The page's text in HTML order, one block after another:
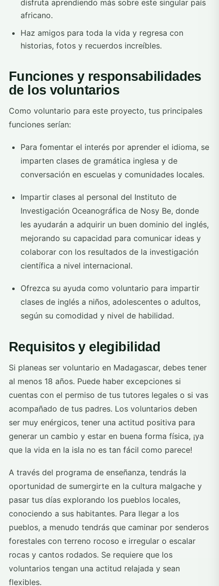
disfruta aprendiendo más sobre este singular país
africano.
Haz amigos para toda la vida y regresa con
historias, fotos y recuerdos increíbles.
Funciones y responsabilidades
de los voluntarios
Como voluntario para este proyecto, tus principales
funciones serían:
Para fomentar el interés por aprender el idioma, se
imparten clases de gramática inglesa y de
conversación en escuelas y comunidades locales.
Impartir clases al personal del Instituto de
Investigación Oceanográfica de Nosy Be, donde
les ayudarán a adquirir un buen dominio del inglés,
mejorando su capacidad para comunicar ideas y
colaborar con los resultados de la investigación
científica a nivel internacional.
Ofrezca su ayuda como voluntario para impartir
clases de inglés a niños, adolescentes o adultos,
según su comodidad y nivel de habilidad.
Requisitos y elegibilidad
Si planeas ser voluntario en Madagascar, debes tener
al menos 18 años. Puede haber excepciones si
cuentas con el permiso de tus tutores legales o si vas
acompañado de tus padres. Los voluntarios deben
ser muy enérgicos, tener una actitud positiva para
generar un cambio y estar en buena forma física, ¡ya
que la vida en la isla no es tan fácil como parece!
A través del programa de enseñanza, tendrás la
oportunidad de sumergirte en la cultura malgache y
pasar tus días explorando los pueblos locales,
conociendo a sus habitantes. Para llegar a los
pueblos, a menudo tendrás que caminar por senderos
forestales con terreno rocoso e irregular o escalar
rocas y cantos rodados. Se requiere que los
voluntarios tengan una actitud relajada y sean
flexibles.